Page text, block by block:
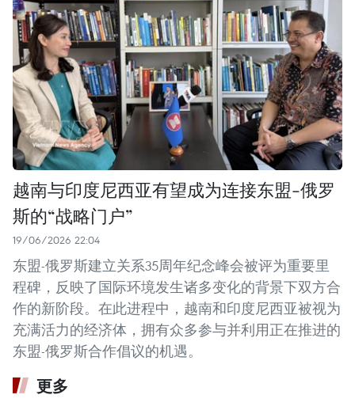
越南与印度尼西亚有望成为连接东盟-俄罗
斯的“战略门户”
19/06/2026 22:04
东盟-俄罗斯建立关系35周年纪念峰会被评为重要里
程碑，反映了国际环境发生诸多变化的背景下双方合
作的新阶段。在此进程中，越南和印度尼西亚被视为
充满活力的经济体，拥有众多参与并利用正在推进的
东盟-俄罗斯合作倡议的机遇。
更多